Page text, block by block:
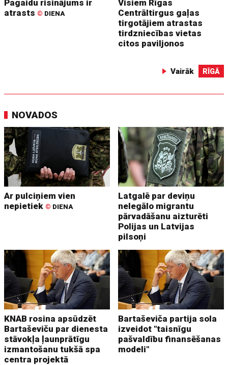
Pagaidu risinājums ir
atrasts © DIENA
Visiem Rīgas
Centrāltirgus gaļas
tirgotājiem atrastas
tirdzniecības vietas
citos paviljonos
Vairāk RĪGĀ
NOVADOS
Ar pulciņiem vien
nepietiek © DIENA
Latgalē par deviņu
nelegālo migrantu
pārvadāšanu aizturēti
Polijas un Latvijas
pilsoņi
KNAB rosina apsūdzēt
Bartaševiču par dienesta
stāvokļa ļaunprātīgu
izmantošanu tukšā spa
centra projektā
Bartaševiča partija sola
izveidot "taisnīgu
pašvaldību finansēšanas
modeli"